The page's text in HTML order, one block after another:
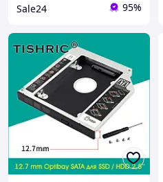
Sale24 95%